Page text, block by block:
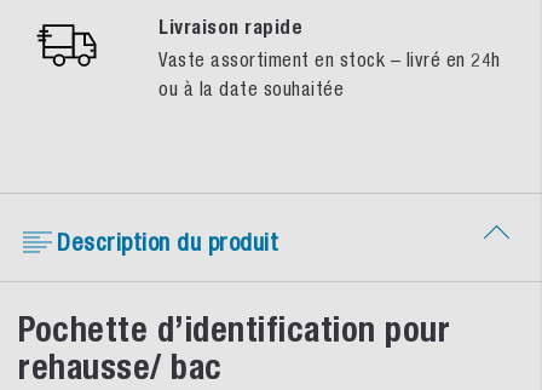
Livraison rapide
Vaste assortiment en stock – livré en 24h
ou à la date souhaitée
Description du produit
Pochette d’identification pour
rehausse/ bac